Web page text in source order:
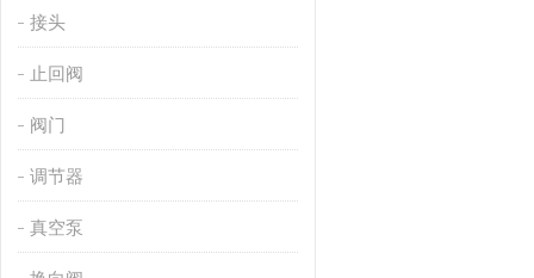
接头
止回阀
阀门
调节器
真空泵